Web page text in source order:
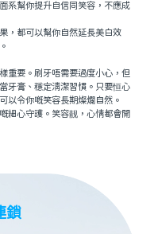
系幫你提升自信同笑容，不應成
都可以幫你自然延長美白效
要。刷牙唔需要過度小心，但
牙膏、穩定清潔習慣。只要恒心
以令你嘅笑容長期燦爛自然。
心守護。笑容靓，心情都會開
鎖